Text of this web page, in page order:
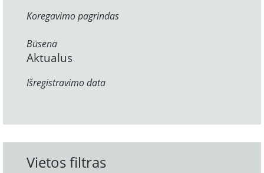
Koregavimo pagrindas
Būsena
Aktualus
Išregistravimo data
Vietos filtras